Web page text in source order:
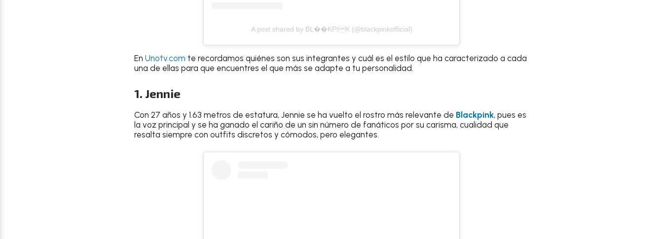
A post shared by BL��KPIK (@blackpinkofficial)
En Unotv.com te recordamos quiénes son sus integrantes y cuál es el estilo que ha caracterizado a cada
una de ellas para que encuentres el que más se adapte a tu personalidad.
1. Jennie
Con 27 años y 1.63 metros de estatura, Jennie se ha vuelto el rostro más relevante de Blackpink, pues es
la voz principal y se ha ganado el cariño de un sin número de fanáticos por su carisma, cualidad que
resalta siempre con outfits discretos y cómodos, pero elegantes.